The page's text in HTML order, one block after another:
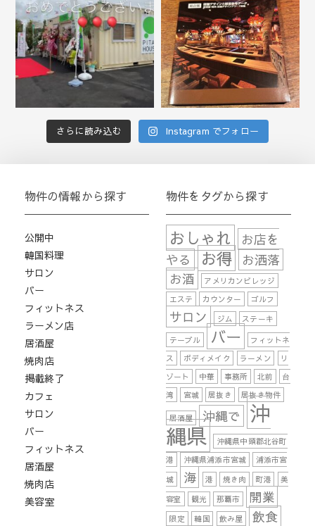
さらに読み込む Instagram でフォロー
物件の情報から探す
公開中
韓国料理
サロン
バー
フィットネス
ラーメン店
居酒屋
焼肉店
掲載終了
カフェ
サロン
バー
フィットネス
居酒屋
焼肉店
美容室
物件をタグから探す
おしゃれ
お店を
やる
お得
お洒落
お酒
アメリカンビレッジ
エステ
カウンター ゴルフ
サロン ジム
ステーキ
テーブル
バー
フィットネ
ス
ボディメイク ラーメン
リ
ゾート
中華 事務所 北前
台
湾
宮城 居抜き 居抜き物件
居酒屋 沖縄で
沖
縄県
沖縄県中頭郡北谷町
港
沖縄県浦添市宮城
浦添市宮
城
海 港 焼き肉 町港
美
容室
観光 那覇市 開業
限定 韓国 飲み屋
飲食